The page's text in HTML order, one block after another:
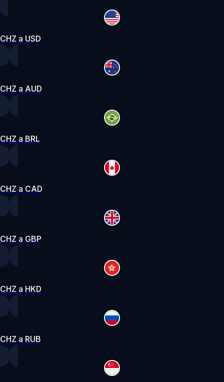
CHZ a USD
CHZ a AUD
CHZ a BRL
CHZ a CAD
CHZ a GBP
CHZ a HKD
CHZ a RUB